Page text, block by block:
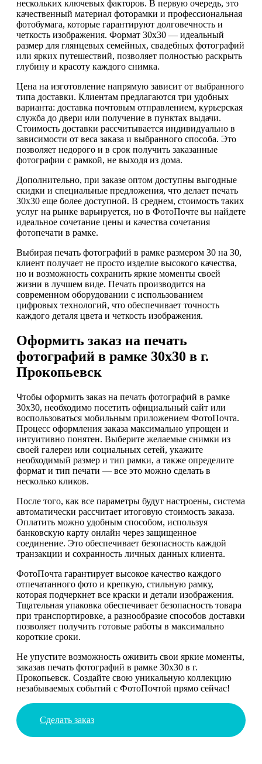
нескольких ключевых факторов. В первую очередь, это
качественный материал фоторамки и профессиональная
фотобумага, которые гарантируют долговечность и
четкость изображения. Формат 30х30 — идеальный
размер для глянцевых семейных, свадебных фотографий
или ярких путешествий, позволяет полностью раскрыть
глубину и красоту каждого снимка.
Цена на изготовление напрямую зависит от выбранного
типа доставки. Клиентам предлагаются три удобных
варианта: доставка почтовым отправлением, курьерская
служба до двери или получение в пунктах выдачи.
Стоимость доставки рассчитывается индивидуально в
зависимости от веса заказа и выбранного способа. Это
позволяет недорого и в срок получить заказанные
фотографии с рамкой, не выходя из дома.
Дополнительно, при заказе оптом доступны выгодные
скидки и специальные предложения, что делает печать
30х30 еще более доступной. В среднем, стоимость таких
услуг на рынке варьируется, но в ФотоПочте вы найдете
идеальное сочетание цены и качества сочетания
фотопечати в рамке.
Выбирая печать фотографий в рамке размером 30 на 30,
клиент получает не просто изделие высокого качества,
но и возможность сохранить яркие моменты своей
жизни в лучшем виде. Печать производится на
современном оборудовании с использованием
цифровых технологий, что обеспечивает точность
каждого деталя цвета и четкость изображения.
Оформить заказ на печать
фотографий в рамке 30х30 в г.
Прокопьевск
Чтобы оформить заказ на печать фотографий в рамке
30х30, необходимо посетить официальный сайт или
воспользоваться мобильным приложением ФотоПочта.
Процесс оформления заказа максимально упрощен и
интуитивно понятен. Выберите желаемые снимки из
своей галереи или социальных сетей, укажите
необходимый размер и тип рамки, а также определите
формат и тип печати — все это можно сделать в
несколько кликов.
После того, как все параметры будут настроены, система
автоматически рассчитает итоговую стоимость заказа.
Оплатить можно удобным способом, используя
банковскую карту онлайн через защищенное
соединение. Это обеспечивает безопасность каждой
транзакции и сохранность личных данных клиента.
ФотоПочта гарантирует высокое качество каждого
отпечатанного фото и крепкую, стильную рамку,
которая подчеркнет все краски и детали изображения.
Тщательная упаковка обеспечивает безопасность товара
при транспортировке, а разнообразие способов доставки
позволяет получить готовые работы в максимально
короткие сроки.
Не упустите возможность оживить свои яркие моменты,
заказав печать фотографий в рамке 30х30 в г.
Прокопьевск. Создайте свою уникальную коллекцию
незабываемых событий с ФотоПочтой прямо сейчас!
Сделать заказ